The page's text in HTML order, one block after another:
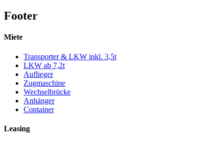
Footer
Miete
Transporter & LKW inkl. 3,5t
LKW ab 7,2t
Auflieger
Zugmaschine
Wechselbrücke
Anhänger
Container
Leasing